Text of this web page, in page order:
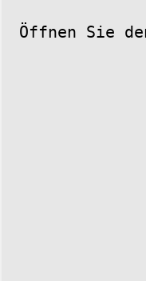
Öffnen Sie